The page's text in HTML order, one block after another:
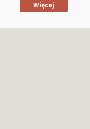
Więcej